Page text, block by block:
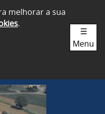
melhorar a sua
.
☰
Menu